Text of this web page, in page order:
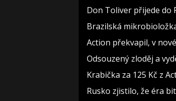
Don Toliver přijede do
Brazilská
Action překvapil, v
Odsouzený zloděj a
Krabička za 125 Kč z
Rusko zjistilo, že éra